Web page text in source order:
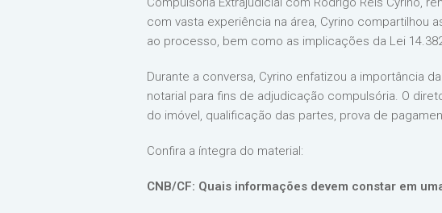
com vasta experiência na área, Cyrino
ao processo, bem como as implicações da Lei
Durante a conversa, Cyrino enfatizou a importância
notarial para fins de adjudicação compulsória. O
do imóvel, qualificação das partes, prova de
Confira a íntegra do material:
CNB/CF: Quais informações devem constar em